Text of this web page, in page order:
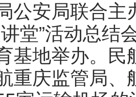
公安局联合主
堂”活动总结
基地举办。
重庆监管局、